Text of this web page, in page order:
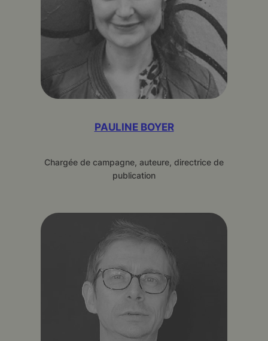
PAULINE BOYER
Chargée de campagne, auteure, directrice de
publication